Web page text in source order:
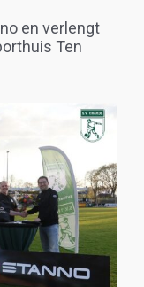
en verlengt
Ten